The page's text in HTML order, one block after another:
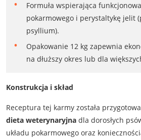
Formuła wspierająca
pokarmowego i perystaltykę jelit
psyllium).
Opakowanie 12 kg zapewnia
na dłuższy okres lub dla
Konstrukcja i skład
Receptura tej karmy została
dieta weterynaryjnadla dorosłych
układu pokarmowego oraz